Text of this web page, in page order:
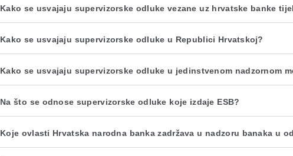
Kako se usvajaju supervizorske odluke vezane uz hrvatske banke
Kako se usvajaju supervizorske odluke u Republici Hrvatskoj?
Kako se usvajaju supervizorske odluke u jedinstvenom nadzornom
Na što se odnose supervizorske odluke koje izdaje ESB?
Koje ovlasti Hrvatska narodna banka zadržava u nadzoru banaka u